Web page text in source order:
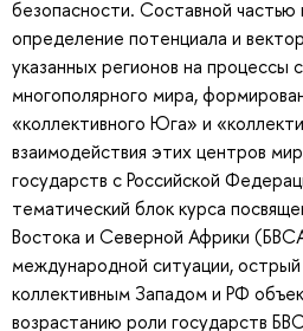
безопасности. Составной частью
определение потенциала и
указанных регионов на процессы
многополярного мира,
«коллективного Юга» и
взаимодействия этих центров
государств с Российской
тематический блок курса
Востока и Северной Африки
международной ситуации,
коллективным Западом и РФ
возрастанию роли государств